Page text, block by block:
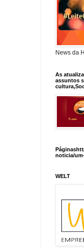
News da
As
assuntos
noticia/
WELT